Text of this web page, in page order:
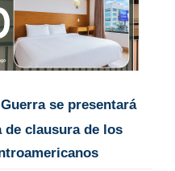
se presentará
de clausura de los